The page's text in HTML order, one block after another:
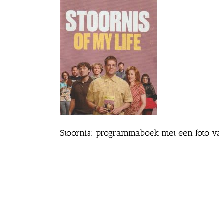
Stoornis: programmaboek met een foto